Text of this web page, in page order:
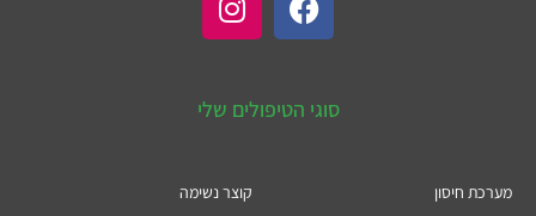
סוגי הטיפולים שלי
מערכת חיסון
קוצר נשימה